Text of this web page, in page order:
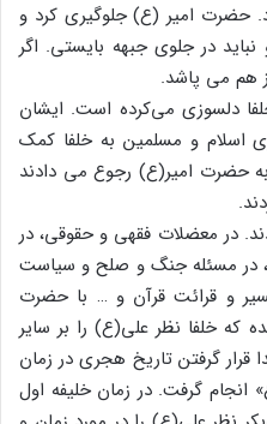
حضرت امیر (ع) جلوگیری کرد و
در جلوی جبهه بایستی. اگر
هم می پاشد.
دلسوزی می‌کرده است. ایشان
اسلام و مسلمین به خلفا کمک
حضرت امیر(ع) رجوع می دادند
در معضلات فقهی و حقوقی، در
در مسئله جنگ و صلح و سیاست
و قرائت قرآن و … با حضرت
خلفا نظر علی(ع) را بر سایر
گرفتن تاریخ هجری در زمان
انجام گرفت. در زمان خلیفه اول